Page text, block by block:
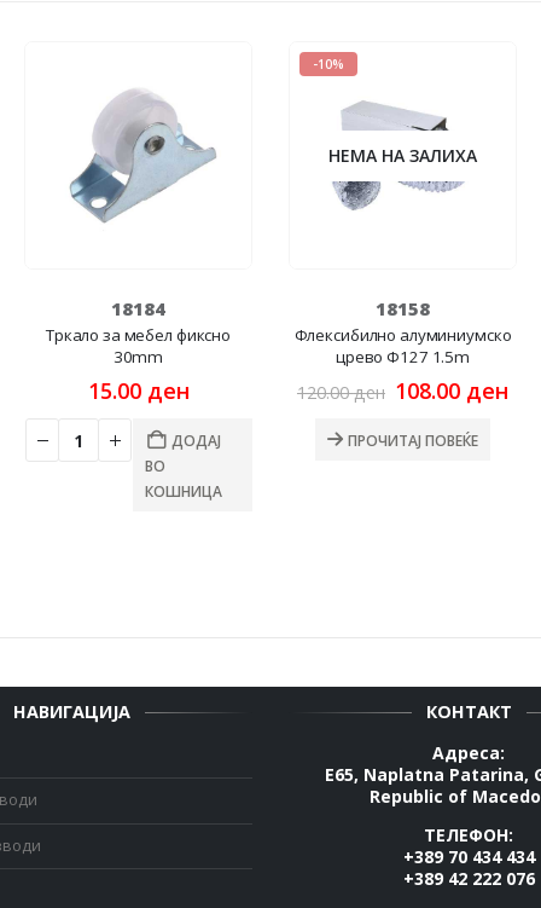
ден.
18184
Тркало за мебел фиксно
30mm
15.00 ден
ДОДАЈ
ВО
КОШНИЦА
-10%
НЕМА НА ЗАЛИХА
18158
Флексибилно алуминиумско
црево Ф127 1.5m
120.00ден Original
was:
120.00 ден.
108.00 ден
ПРОЧИТАЈ ПОВЕЌЕ
НАВИГАЦИЈА
КОНТАКТ
Адреса:
E65, Naplatna Patarina,
Republic of
ТЕЛЕФОН:
+389 70 434 434
+389 42 222 076